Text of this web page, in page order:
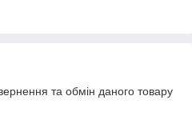
та обмін даного товару